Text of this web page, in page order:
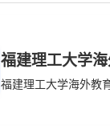
福建理工大学